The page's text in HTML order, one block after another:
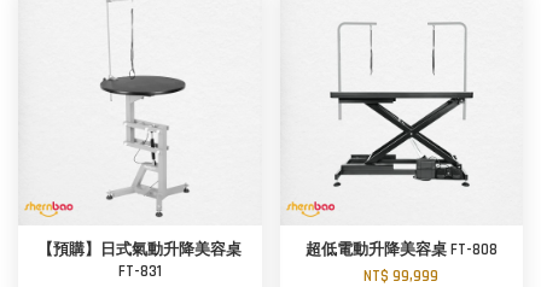
【預購】日式氣動升降美容桌
FT-831
超低電動升降美容桌 FT-808
NT$ 99,999